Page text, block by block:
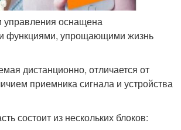
управления оснащена
функциями, упрощающими жизнь
дистанционно, отличается от
приемника сигнала и устройства
состоит из нескольких блоков: